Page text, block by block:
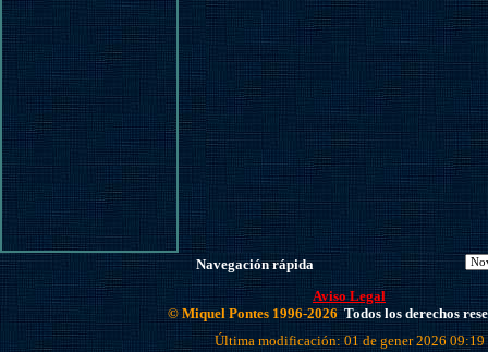
Navegación rápida
Aviso Legal
© Miquel Pontes 1996-2026 Todos los derechos
Última modificación: 01 de gener 2026 09:19